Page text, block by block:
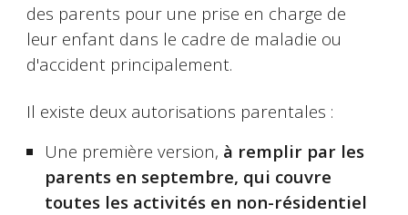
des parents pour une prise en charge de
leur enfant dans le cadre de maladie ou
d'accident principalement.
Il existe deux autorisations parentales :
Une première version, à remplir par les
parents en septembre, qui couvre
toutes les activités en non-résidentiel